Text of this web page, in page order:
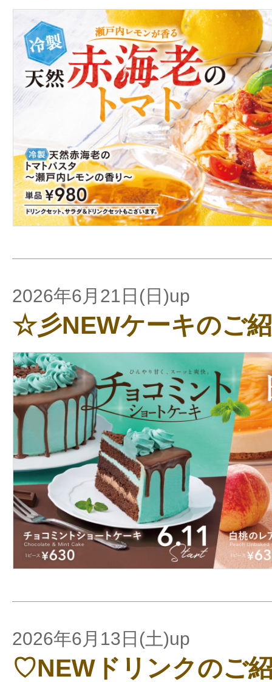
2026年6月21日(日)up
☆彡NEWケーキのご
2026年6月13日(土)up
♡NEWドリンクのご